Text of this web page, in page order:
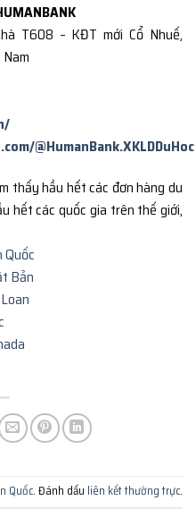
T608 – KĐT mới Cổ Nhuế,
@HumanBank.XKLDDuHoc
thấy hầu hết các đơn hàng du
hết các quốc gia trên thế giới,
Quốc
Bản
Quốc. Đánh dấu liên kết thường trực.